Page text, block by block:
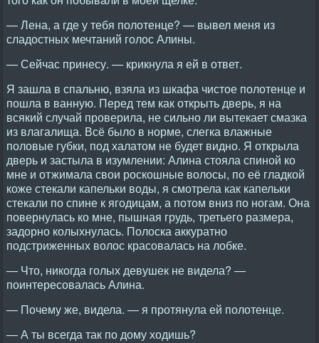
— Лена, а где у тебя полотенце? — вывел меня из
сладостных мечтаний голос Алины.
— Сейчас принесу. — крикнула я ей в ответ.
Я зашла в спальню, взяла из шкафа чистое полотенце и
пошла в ванную. Перед тем как открыть дверь, я на
всякий случай проверила, не сильно ли вытекает смазка
из влагалища. Всё было в норме, слегка влажные
половые губки, под халатом не будет видно. Я открыла
дверь и застыла в изумлении: Алина стояла спиной ко
мне и отжимала свои роскошные волосы, по её гладкой
коже стекали капельки воды, я смотрела как капельки
стекали по спине к ягодицам, а потом вниз по ногам. Она
повернулась ко мне, пышная грудь, третьего размера,
задорно колыхнулась. Полоска аккуратно
подстриженных волос красовалась на лобке.
— Что, никогда голых девушек не видела? —
поинтересовалась Алина.
— Почему же, видела. — я протянула ей полотенце.
— А ты всегда так по дому ходишь?